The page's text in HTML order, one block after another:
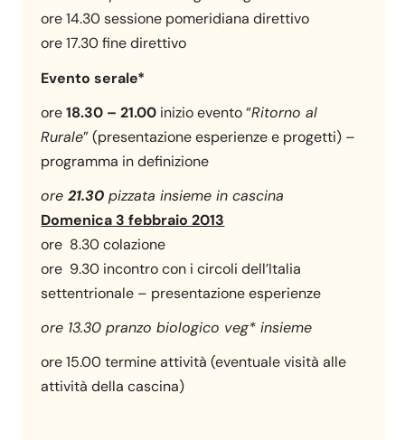
ore 14.30 sessione pomeridiana direttivo
ore 17.30 fine direttivo
Evento serale*
ore18.30 – 21.00 inizio evento “Ritorno al
Rurale” (presentazione esperienze e progetti) –
programma in definizione
ore21.30 pizzata insieme in cascina
Domenica 3 febbraio 2013
ore 8.30 colazione
ore 9.30 incontro con i circoli dell’Italia
settentrionale – presentazione esperienze
ore 13.30 pranzo biologico veg* insieme
ore 15.00 termine attività (eventuale visità alle
attività della cascina)